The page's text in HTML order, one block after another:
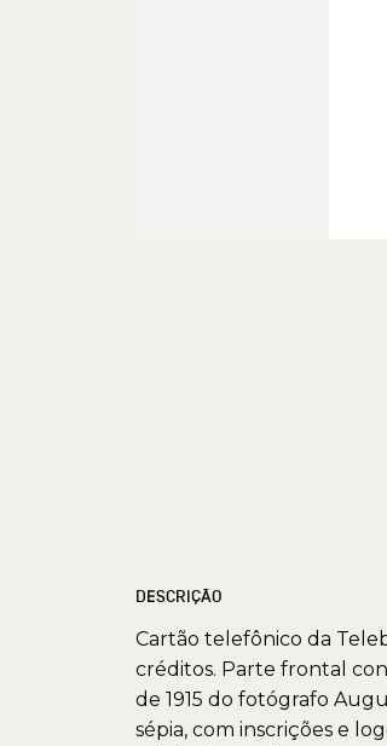
DESCRIÇÃO
Cartão telefônico da
créditos. Parte frontal
de 1915 do fotógrafo
sépia, com inscrições e